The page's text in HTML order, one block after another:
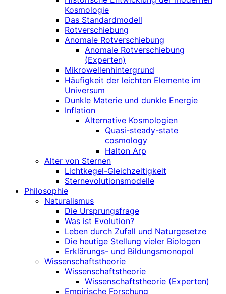
Kosmologie
Das Standardmodell
Rotverschiebung
Anomale Rotverschiebung
Anomale Rotverschiebung
(Experten)
Mikrowellenhintergrund
Häufigkeit der leichten Elemente im
Universum
Dunkle Materie und dunkle Energie
Inflation
Alternative Kosmologien
Quasi-steady-state
cosmology
Halton Arp
Alter von Sternen
Lichtkegel-Gleichzeitigkeit
Sternevolutionsmodelle
Philosophie
Naturalismus
Die Ursprungsfrage
Was ist Evolution?
Leben durch Zufall und Naturgesetze
Die heutige Stellung vieler Biologen
Erklärungs- und Bildungsmonopol
Wissenschaftstheorie
Wissenschaftstheorie
Wissenschaftstheorie (Experten)
Empirische Forschung